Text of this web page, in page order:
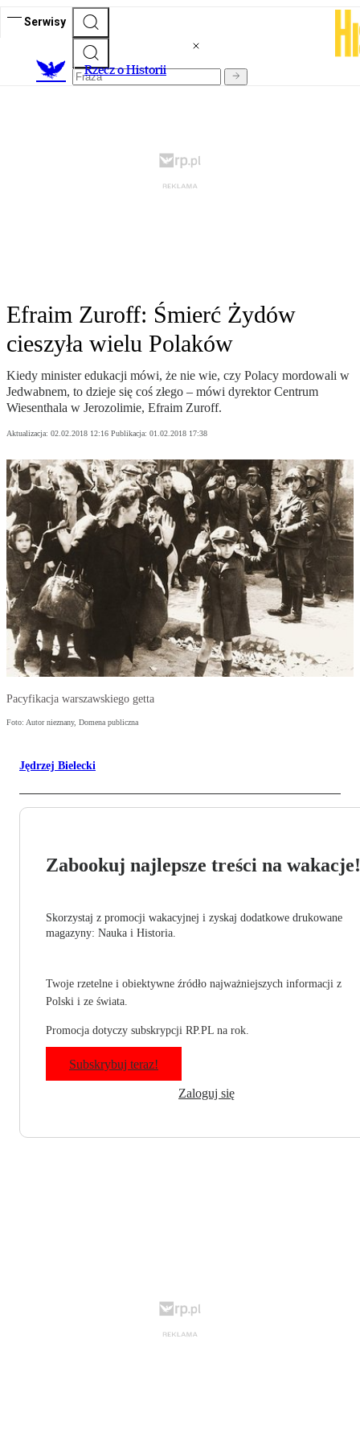
Serwisy
Rzecz o Historii
Efraim Zuroff: Śmierć Żydów
cieszyła wielu Polaków
Kiedy minister edukacji mówi, że nie wie, czy Polacy mordowali w
Jedwabnem, to dzieje się coś złego – mówi dyrektor Centrum
Wiesenthala w Jerozolimie, Efraim Zuroff.
Aktualizacja: 02.02.2018 12:16 Publikacja: 01.02.2018 17:38
Pacyfikacja warszawskiego getta
Foto: Autor nieznany, Domena publiczna
Jędrzej Bielecki
Zabookuj najlepsze treści na wakacje!
Skorzystaj z promocji wakacyjnej i zyskaj dodatkowe drukowane
magazyny: Nauka i Historia.
Twoje rzetelne i obiektywne źródło najważniejszych informacji z
Polski i ze świata.
Promocja dotyczy subskrypcji RP.PL na rok.
Subskrybuj teraz!
Zaloguj się